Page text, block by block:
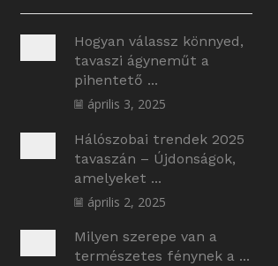
Hogyan válassz könnyed,
tavaszi ágyneműt a
pihentető ...
április 3, 2025
Hálószobai trendek 2025
tavaszán – Újdonságok,
amelyeket ...
április 2, 2025
Milyen szerepe van a
természetes fénynek a ...